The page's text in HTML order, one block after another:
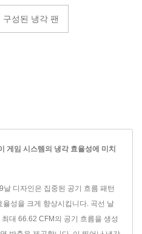
성된 냉각 팬
게임 시스템의 냉각 효율성에 미치
디자인은 집중된 공기 흐름 패턴
성을 크게 향상시킵니다. 곡선 날
대 66.62 CFM의 공기 흐름을 생성